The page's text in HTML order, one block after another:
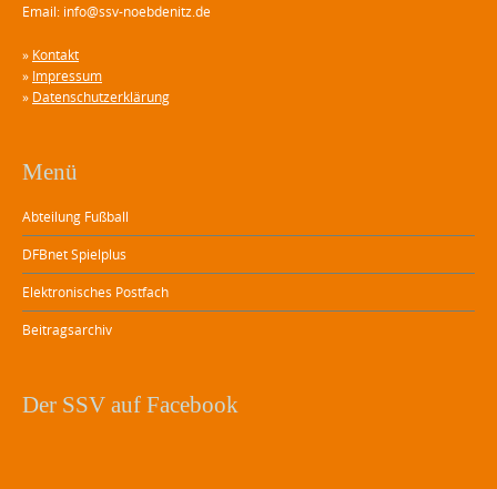
Email: info@ssv-noebdenitz.de
» Kontakt
» Impressum
» Datenschutzerklärung
Menü
Abteilung Fußball
DFBnet Spielplus
Elektronisches Postfach
Beitragsarchiv
Der SSV auf Facebook